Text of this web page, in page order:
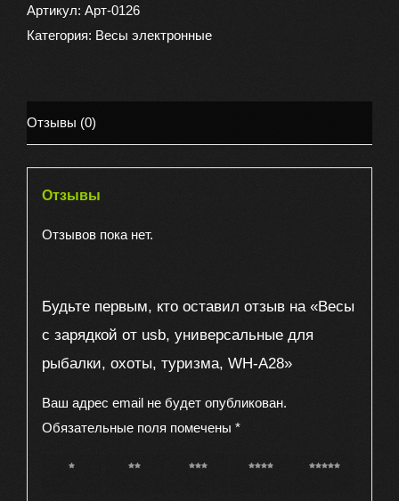
с
зарядкой
для
WH-
Артикул: Арт-0126
Категория: Весы электронные
Отзывы (0)
Отзывы
Отзывов пока нет.
Будьте первым, кто оставил отзыв на «Весы
с зарядкой от usb, универсальные для
рыбалки, охоты, туризма, WH-A28»
Ваш адрес email не будет опубликован.
Обязательные поля помечены *
1 из 5
2 из 5
3 из 5
4 из 5
5 из 5